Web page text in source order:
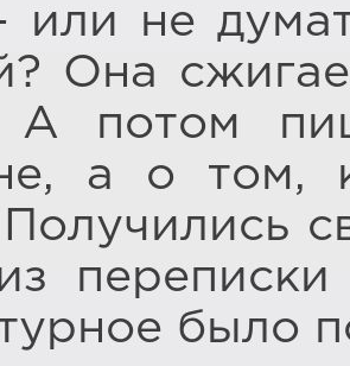
или не
Она
А потом
а о том,
было